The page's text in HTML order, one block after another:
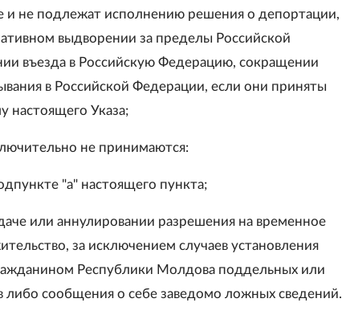
и не подлежат исполнению решения о депортации,
выдворении за пределы Российской
въезда в Российскую Федерацию, сокращении
в Российской Федерации, если они приняты
настоящего Указа;
не принимаются:
"а" настоящего пункта;
или аннулировании разрешения на временное
за исключением случаев установления
Республики Молдова поддельных или
сообщения о себе заведомо ложных сведений.